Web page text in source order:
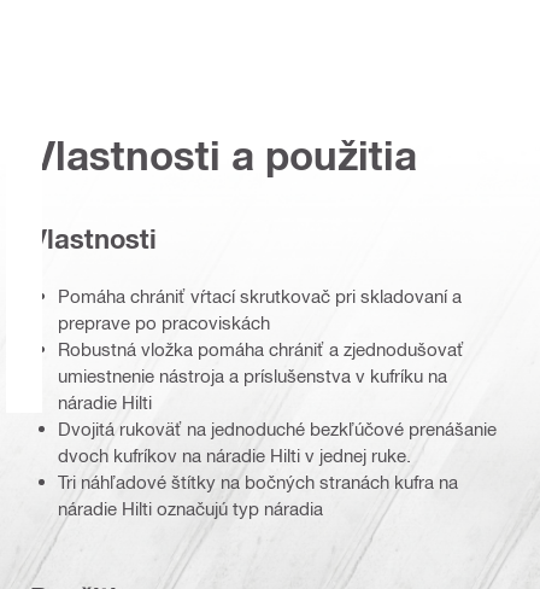
Vlastnosti a použitia
Vlastnosti
Pomáha chrániť vŕtací skrutkovač pri skladovaní a
preprave po pracoviskách
Robustná vložka pomáha chrániť a zjednodušovať
umiestnenie nástroja a príslušenstva v kufríku na
náradie Hilti
Dvojitá rukoväť na jednoduché bezkľúčové prenášanie
dvoch kufríkov na náradie Hilti v jednej ruke.
Tri náhľadové štítky na bočných stranách kufra na
náradie Hilti označujú typ náradia